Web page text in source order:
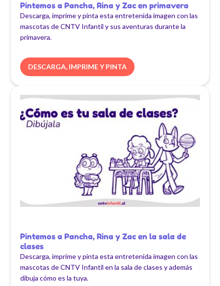
Pintemos a Pancha, Rina y Zac en primavera
Descarga, imprime y pinta esta entretenida imagen con las
mascotas de CNTV Infantil y sus aventuras durante la
primavera.
DESCARGA, IMPRIME Y PINTA
Pintemos a Pancha, Rina y Zac en la sala de
clases
Descarga, imprime y pinta esta entretenida imagen con las
mascotas de CNTV Infantil en la sala de clases y además
dibuja cómo es la tuya.